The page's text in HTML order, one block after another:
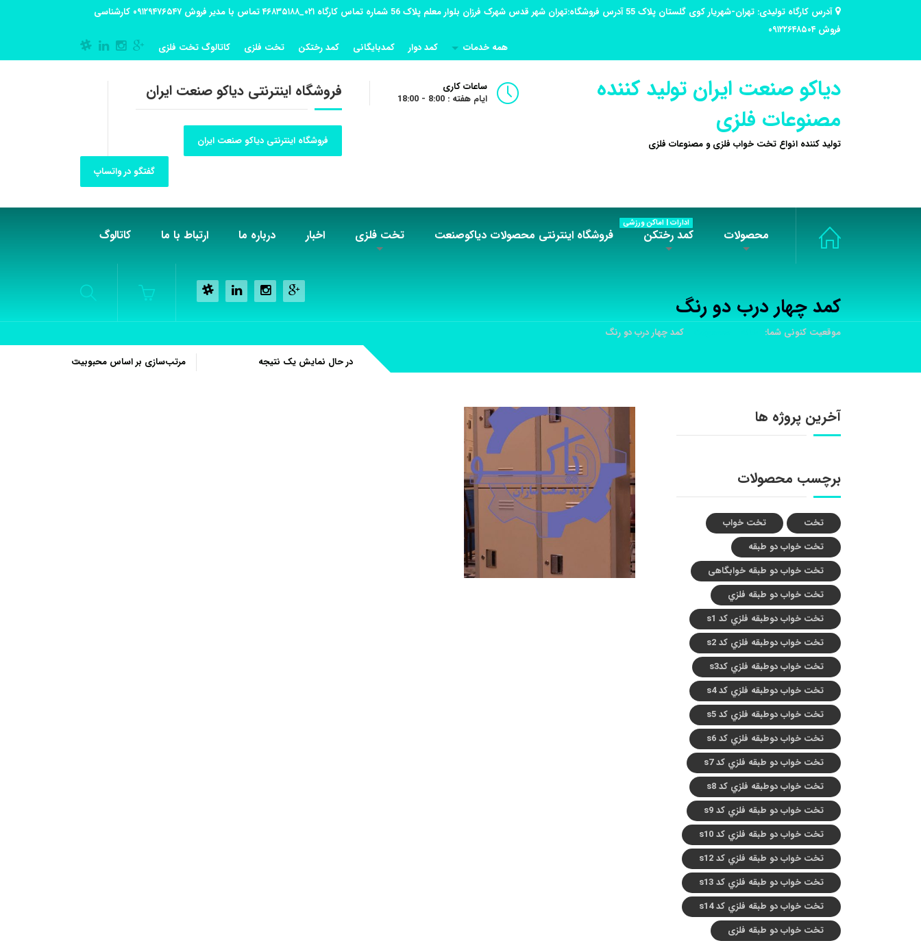
آدرس کارگاه تولیدی: تهران-شهریار کوی گلستان پلاک 55 آدرس فروشگاه:تهران شهر قدس شهرک فرزان بلوار معلم پلاک 56 شماره تماس کارگاه ۰۲۱_۴۶۸۳۵۱۸۸ تماس با مدیر فروش ۰۹۱۲۹۴۷۶۵۴۷ کارشناسی
فروش ۰۹۱۲۲۶۴۸۵۰۴
همه خدمات
کمد دوار کمدبایگانی کمد رختکن تخت فلزی کاتالوگ تخت فلزی
دیاکو صنعت ایران تولید کننده
مصنوعات فلزی
تولید کننده انواع تخت خواب فلزی و مصنوعات فلزی
ساعات کاری
ایام هفته : 8:00 - 18:00
فروشگاه اینترنتی دیاکو صنعت ایران
فروشگاه اینترنتی دیاکو صنعت ایران
گفتگو در واتساپ
محصولات کمد رختکن
ادارات | اماکن ورزشی
فروشگاه اینترنتی محصولات دیاکوصنعت تخت فلزی اخبار درباره ما ارتباط با ما کاتالوگ
کمد چهار درب دو رنگ
موقعیت کنونی شما: کمد چهار درب دو رنگ
در حال نمایش یک نتیجه
آخرین پروژه ها
برچسب محصولات
تخت
تخت خواب
تخت خواب دو طبقه
تخت خواب دو طبقه خوابگاهی
تخت خواب دو طبقه فلزي
تخت خواب دوطبقه فلزي کد s1
تخت خواب دوطبقه فلزي کد s2
تخت خواب دوطبقه فلزي کدs3
تخت خواب دوطبقه فلزي کد s4
تخت خواب دوطبقه فلزي کد s5
تخت خواب دوطبقه فلزي کد s6
تخت خواب دو طبقه فلزي کد s7
تخت خواب دوطبقه فلزي کد s8
تخت خواب دو طبقه فلزي کد s9
تخت خواب دو طبقه فلزي کد s10
تخت خواب دو طبقه فلزي کد s12
تخت خواب دو طبقه فلزي کد s13
تخت خواب دو طبقه فلزي کد s14
تخت خواب دو طبقه فلزی